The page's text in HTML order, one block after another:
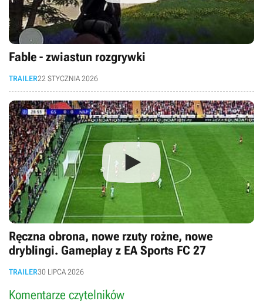
Fable - zwiastun rozgrywki
TRAILER22 STYCZNIA 2026
Ręczna obrona, nowe rzuty rożne, nowe
dryblingi. Gameplay z EA Sports FC 27
TRAILER30 LIPCA 2026
Komentarze czytelników